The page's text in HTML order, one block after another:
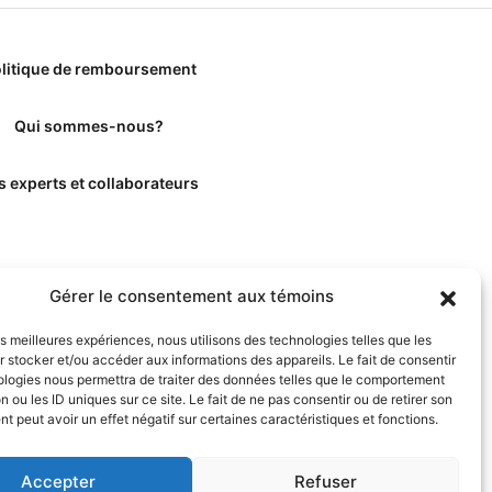
Gérer le consentement aux témoins
meilleures expériences, nous utilisons des technologies telles que les
stocker et/ou accéder aux informations des appareils. Le fait de consentir
nous permettra de traiter des données telles que le comportement
ou les ID uniques sur ce site. Le fait de ne pas consentir ou de retirer son
peut avoir un effet négatif sur certaines caractéristiques et fonctions.
Accepter Refuser
de remboursement
Qui sommes-nous?
experts et collaborateurs